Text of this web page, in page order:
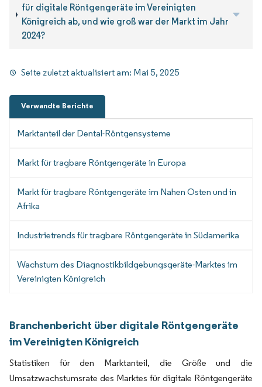
für digitale Röntgengeräte im Vereinigten
Königreich ab, und wie groß war der Markt im Jahr
2024?
Seite zuletzt aktualisiert am: Mai 5, 2025
Verwandte Berichte
Marktanteil der Dental-Röntgensysteme
Markt für tragbare Röntgengeräte in Europa
Markt für tragbare Röntgengeräte im Nahen Osten und in
Afrika
Industrietrends für tragbare Röntgengeräte in Südamerika
Wachstum des Diagnostikbildgebungsgeräte-Marktes im
Vereinigten Königreich
Branchenbericht über digitale Röntgengeräte
im Vereinigten Königreich
Statistiken für den Marktanteil, die Größe und die
Umsatzwachstumsrate des Marktes für digitale Röntgengeräte